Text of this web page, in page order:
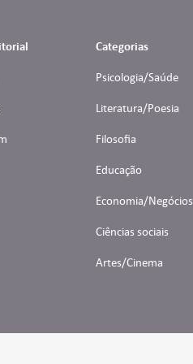
Categorias
Psicologia/Saúde
Literatura/Poesia
Filosofia
Educação
Economia/Negócios
Ciências sociais
Artes/Cinema